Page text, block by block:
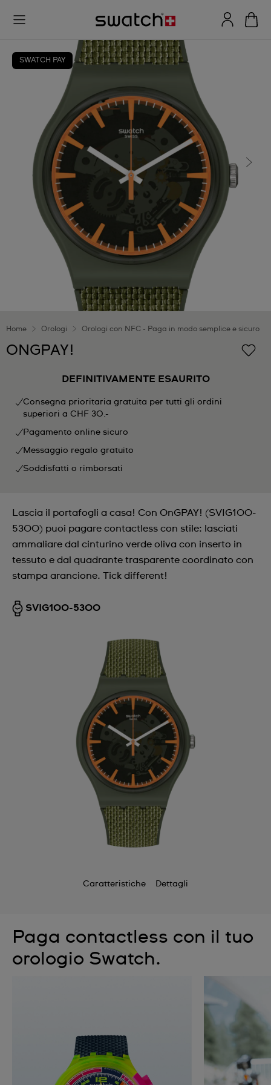
SWATCH PAY
Home Orologi Orologi con NFC - Paga in modo semplice e sicuro
ONGPAY!
DEFINITIVAMENTE ESAURITO
Consegna prioritaria gratuita per tutti gli ordini
superiori a CHF 30.-
Pagamento online sicuro
Messaggio regalo gratuito
Soddisfatti o rimborsati
Lascia il portafogli a casa! Con OnGPAY! (SVIG100-
5300) puoi pagare contactless con stile: lasciati
ammaliare dal cinturino verde oliva con inserto in
tessuto e dal quadrante trasparente coordinato con
stampa arancione. Tick different!
SVIG100-5300
Caratteristiche Dettagli
Paga contactless con il tuo
orologio Swatch.